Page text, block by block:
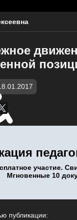
участие.
Мгновенные 10
публикации: